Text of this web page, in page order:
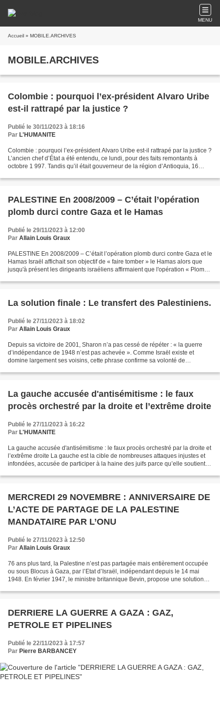
MENU
Accueil » MOBILE.ARCHIVES
MOBILE.ARCHIVES
Colombie : pourquoi l’ex-président Alvaro Uribe
est-il rattrapé par la justice ?
Publié le 30/11/2023 à 18:16
Par L'HUMANITE
Colombie : pourquoi l’ex-président Alvaro Uribe est-il rattrapé par la justice ?
L’ancien chef d’État a été entendu, ce lundi, pour des faits remontants à
octobre 1 997. Tandis qu’il était gouverneur de la région d’Antioquia, 16
PALESTINE En 2008/2009 – C’était l’opération
plomb durci contre Gaza et le Hamas
Publié le 29/11/2023 à 12:00
Par Allain Louis Graux
PALESTINE En 2008/2009 – C’était l’opération plomb durci contre Gaza et le
Hamas Israël affichait son objectif de « faire tomber » le Hamas alors que
jusqu'à présent les dirigeants israéliens affirmaient que l'opération « Plomb
La solution finale : Le transfert des Palestiniens.
Publié le 27/11/2023 à 18:02
Par Allain Louis Graux
Depuis sa victoire de 2001, Sharon n’a pas cessé de répéter : « la guerre
d’indépendance de 1948 n’est pas achevée ». Comme Israël existe et
domine largement ses voisins, cette phrase confirme sa volonté de
La gauche accusée d'antisémitisme : le faux
procès orchestré par la droite et l’extrême droite
Publié le 27/11/2023 à 16:22
Par L'HUMANITE
La gauche accusée d'antisémitisme : le faux procès orchestré par la droite et
l’extrême droite La gauche est la cible de nombreuses attaques injustes et
infondées, accusée de participer à la haine des juifs parce qu’elle soutient
MERCREDI 29 NOVEMBRE : ANNIVERSAIRE DE
L’ACTE DE PARTAGE DE LA PALESTINE
MANDATAIRE PAR L’ONU
Publié le 27/11/2023 à 12:50
Par Allain Louis Graux
76 ans plus tard, la Palestine n’est pas partagée mais entièrement occupée
ou sous Blocus à Gaza, par l’Etat d’Israël, indépendant depuis le 14 mai
1948. En février 1947, le ministre britannique Bevin, propose une solution
DERRIERE LA GUERRE A GAZA : GAZ,
PETROLE ET PIPELINES
Publié le 22/11/2023 à 17:57
Par Pierre BARBANCEY